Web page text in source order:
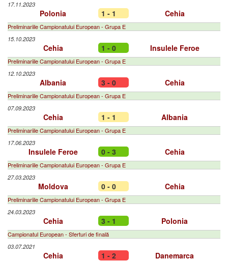
17.11.2023
Polonia 1 - 1 Cehia
Preliminariile Campionatului European - Grupa E
15.10.2023
Cehia 1 - 0 Insulele Feroe
Preliminariile Campionatului European - Grupa E
12.10.2023
Albania 3 - 0 Cehia
Preliminariile Campionatului European - Grupa E
07.09.2023
Cehia 1 - 1 Albania
Preliminariile Campionatului European - Grupa E
17.06.2023
Insulele Feroe 0 - 3 Cehia
Preliminariile Campionatului European - Grupa E
27.03.2023
Moldova 0 - 0 Cehia
Preliminariile Campionatului European - Grupa E
24.03.2023
Cehia 3 - 1 Polonia
Campionatul European - Sferturi de finală
03.07.2021
Cehia 1 - 2 Danemarca